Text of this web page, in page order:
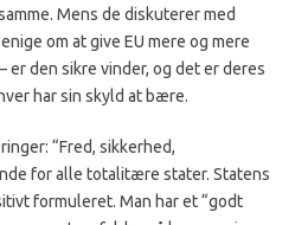
Mens de diskuterer med
om at give EU mere og mere
er den sikre vinder, og det er deres
har sin skyld at bære.
“Fred, sikkerhed,
for alle totalitære stater. Statens
formuleret. Man har et “godt